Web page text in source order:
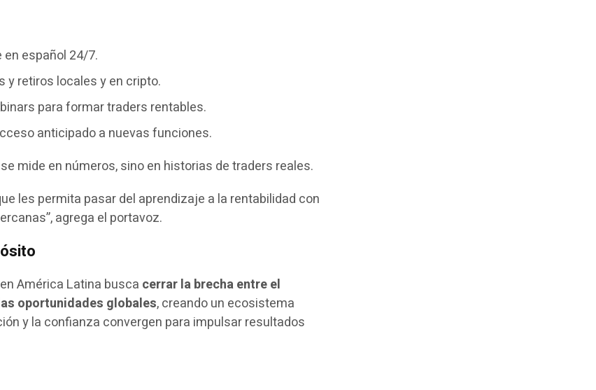
español 24/7.
y retiros locales y en cripto.
para formar traders rentables.
anticipado a nuevas funciones.
mide en números, sino en historias de traders reales.
les permita pasar del aprendizaje a la rentabilidad con
agrega el portavoz.
en América Latina busca cerrar la brecha entre el
oportunidades globales, creando un ecosistema
y la confianza convergen para impulsar resultados